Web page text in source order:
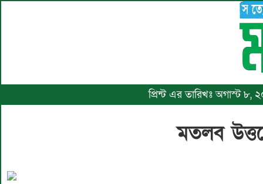
প্রিন্ট এর তারিখঃ অগাস্ট
মতলব